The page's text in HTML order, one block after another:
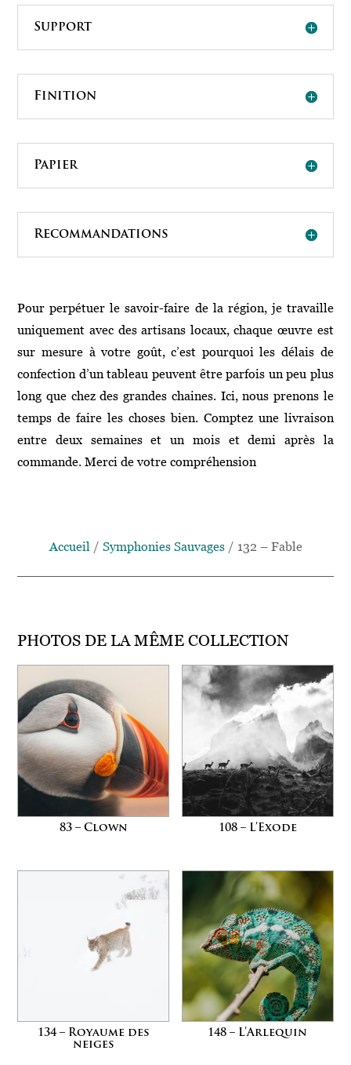
Support
Finition
Papier
Recommandations
Pour perpétuer le savoir-faire de la région, je travaille
uniquement avec des artisans locaux, chaque œuvre est
sur mesure à votre goût, c’est pourquoi les délais de
confection d’un tableau peuvent être parfois un peu plus
long que chez des grandes chaines. Ici, nous prenons le
temps de faire les choses bien. Comptez une livraison
entre deux semaines et un mois et demi après la
commande. Merci de votre compréhension
Accueil / Symphonies Sauvages/ 132 – Fable
PHOTOS DE LA MÊME COLLECTION
83 – Clown 108 – L’Exode
134 – Royaume des
neiges
148 – L’Arlequin